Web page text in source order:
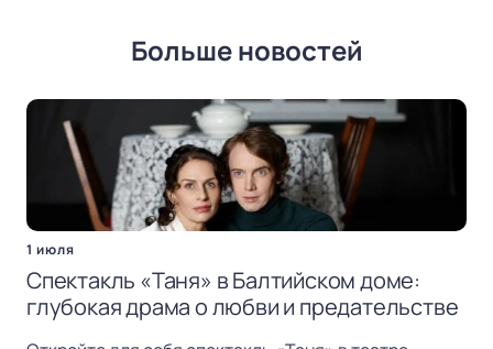
Больше новостей
1 июля
Спектакль «Таня» в Балтийском доме:
глубокая драма о любви и предательстве